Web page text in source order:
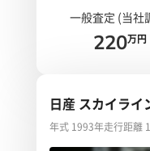
一般査定 (当社
220万円
日産 スカイライ
年式 1993年走行距離